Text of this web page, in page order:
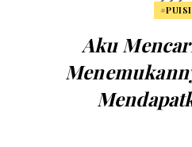
#PUISI
Aku